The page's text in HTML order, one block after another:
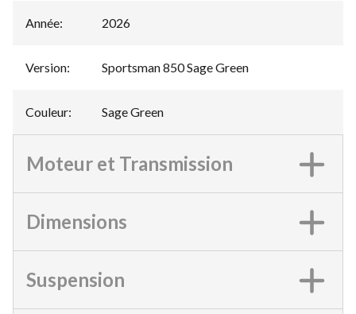
Année: 2026
Version: Sportsman 850 Sage Green
Couleur: Sage Green
Moteur et Transmission
Dimensions
Suspension